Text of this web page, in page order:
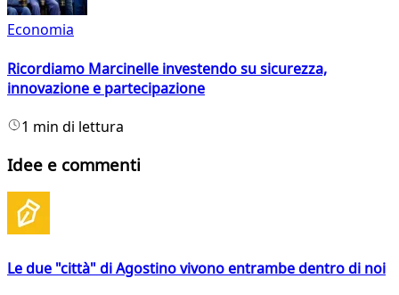
Economia
Ricordiamo Marcinelle investendo su sicurezza,
innovazione e partecipazione
1 min di lettura
Idee e commenti
Le due "città" di Agostino vivono entrambe dentro di noi